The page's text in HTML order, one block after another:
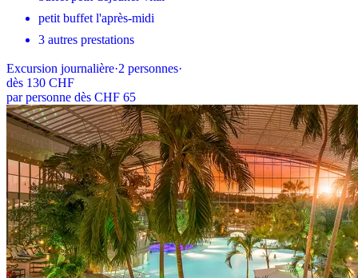
petit buffet l'après-midi
3 autres prestations
Excursion journalière·2 personnes·
dès 130 CHF
par personne dès CHF 65